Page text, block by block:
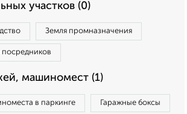
участков (0)
Земля промназначения
посредников
машиномест (1)
в паркинге Гаражные боксы